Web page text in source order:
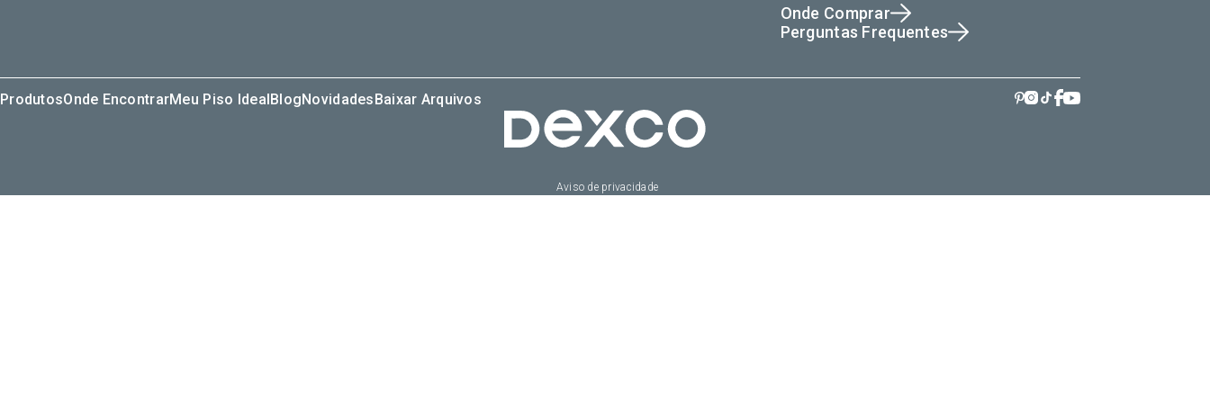
Onde Comprar
Perguntas Frequentes
ProdutosOnde EncontrarMeu Piso IdealBlogNovidadesBaixar Arquivos
Aviso de privacidade